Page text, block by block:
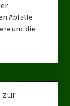
Abfälle
und die
zur